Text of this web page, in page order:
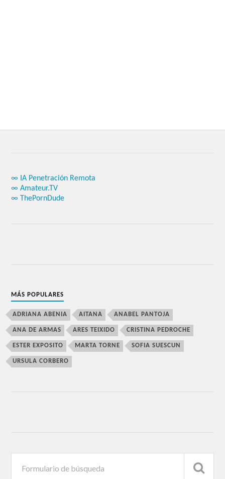
∞ IA Penetración Remota
∞ Amateur.TV
∞ ThePornDude
MÁS POPULARES
ADRIANA ABENIA AITANA ANABEL PANTOJA
ANA DE ARMAS ARES TEIXIDO CRISTINA PEDROCHE
ESTER EXPOSITO MARTA TORNE SOFIA SUESCUN
URSULA CORBERO